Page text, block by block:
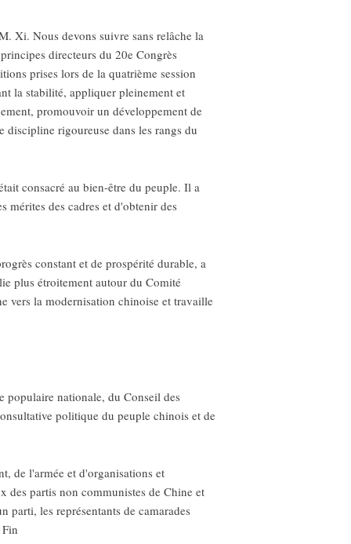
Xi. Nous devons suivre sans relâche la
directeurs du 20e Congrès
prises lors de la quatrième session
la stabilité, appliquer pleinement et
promouvoir un développement de
rigoureuse dans les rangs du
consacré au bien-être du peuple. Il a
mérites des cadres et d'obtenir des
constant et de prospérité durable, a
plus étroitement autour du Comité
vers la modernisation chinoise et travaille
populaire nationale, du Conseil des
politique du peuple chinois et de
de l'armée et d'organisations et
des partis non communistes de Chine et
parti, les représentants de camarades